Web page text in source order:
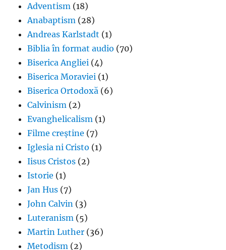
Adventism (18)
Anabaptism (28)
Andreas Karlstadt (1)
Biblia în format audio (70)
Biserica Angliei (4)
Biserica Moraviei (1)
Biserica Ortodoxă (6)
Calvinism (2)
Evanghelicalism (1)
Filme creștine (7)
Iglesia ni Cristo (1)
Iisus Cristos (2)
Istorie (1)
Jan Hus (7)
John Calvin (3)
Luteranism (5)
Martin Luther (36)
Metodism (2)